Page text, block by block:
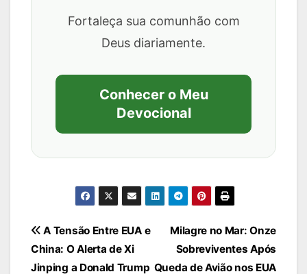
Fortaleça sua comunhão com
Deus diariamente.
Conhecer o Meu
Devocional
Navegação
de
Milagre no Mar: Onze
Sobreviventes Após
Queda de Avião nos EUA
A Tensão Entre EUA e
China: O Alerta de Xi
Jinping a Donald Trump